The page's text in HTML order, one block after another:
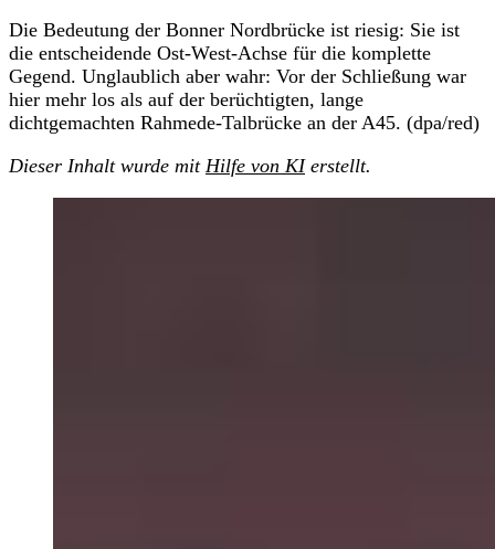
Die Bedeutung der Bonner Nordbrücke ist riesig: Sie ist
die entscheidende Ost-West-Achse für die komplette
Gegend. Unglaublich aber wahr: Vor der Schließung war
hier mehr los als auf der berüchtigten, lange
dichtgemachten Rahmede-Talbrücke an der A45. (dpa/red)
Dieser Inhalt wurde mit Hilfe von KIerstellt.